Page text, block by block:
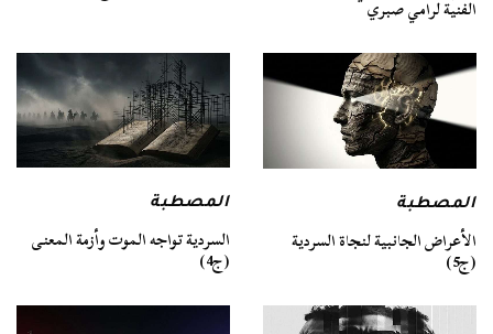
الفنية لرامي صبري
المصطبة
الأعراض الجانبية لنجاة السردية
(ج5)
المصطبة
السردية تواجه الموت وأزمة المعنى
(ج4)